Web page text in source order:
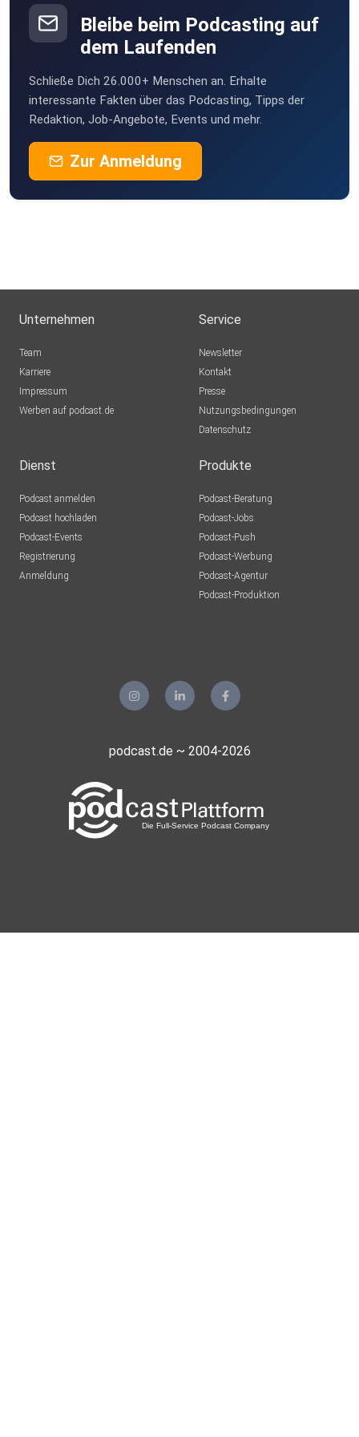
Bleibe beim Podcasting auf
dem Laufenden
Schließe Dich 26.000+ Menschen an. Erhalte
interessante Fakten über das Podcasting, Tipps der
Redaktion, Job-Angebote, Events und mehr.
Zur Anmeldung
Unternehmen
Team
Karriere
Impressum
Werben auf podcast.de
Service
Newsletter
Kontakt
Presse
Nutzungsbedingungen
Datenschutz
Dienst
Podcast anmelden
Podcast hochladen
Podcast-Events
Registrierung
Anmeldung
Produkte
Podcast-Beratung
Podcast-Jobs
Podcast-Push
Podcast-Werbung
Podcast-Agentur
Podcast-Produktion
podcast.de ~ 2004-2026